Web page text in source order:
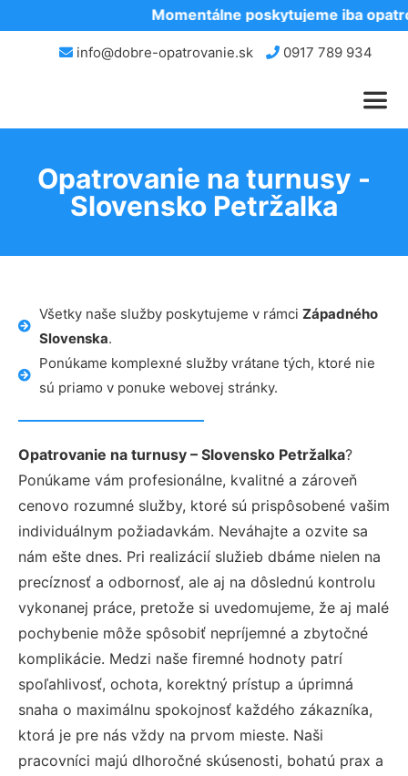
Momentálne poskytujeme iba
info@dobre-opatrovanie.sk 0917 789 934
Opatrovanie na turnusy -
Slovensko Petržalka
Všetky naše služby poskytujeme v rámci Západného
Slovenska.
Ponúkame komplexné služby vrátane tých, ktoré nie
sú priamo v ponuke webovej stránky.
Opatrovanie na turnusy – Slovensko Petržalka?
Ponúkame vám profesionálne, kvalitné a zároveň
cenovo rozumné služby, ktoré sú prispôsobené vašim
individuálnym požiadavkám. Neváhajte a ozvite sa
nám ešte dnes. Pri realizácií služieb dbáme nielen na
precíznosť a odbornosť, ale aj na dôslednú kontrolu
vykonanej práce, pretože si uvedomujeme, že aj malé
pochybenie môže spôsobiť nepríjemné a zbytočné
komplikácie. Medzi naše firemné hodnoty patrí
spoľahlivosť, ochota, korektný prístup a úprimná
snaha o maximálnu spokojnosť každého zákazníka,
ktorá je pre nás vždy na prvom mieste. Naši
pracovníci majú dlhoročné skúsenosti, bohatú prax a